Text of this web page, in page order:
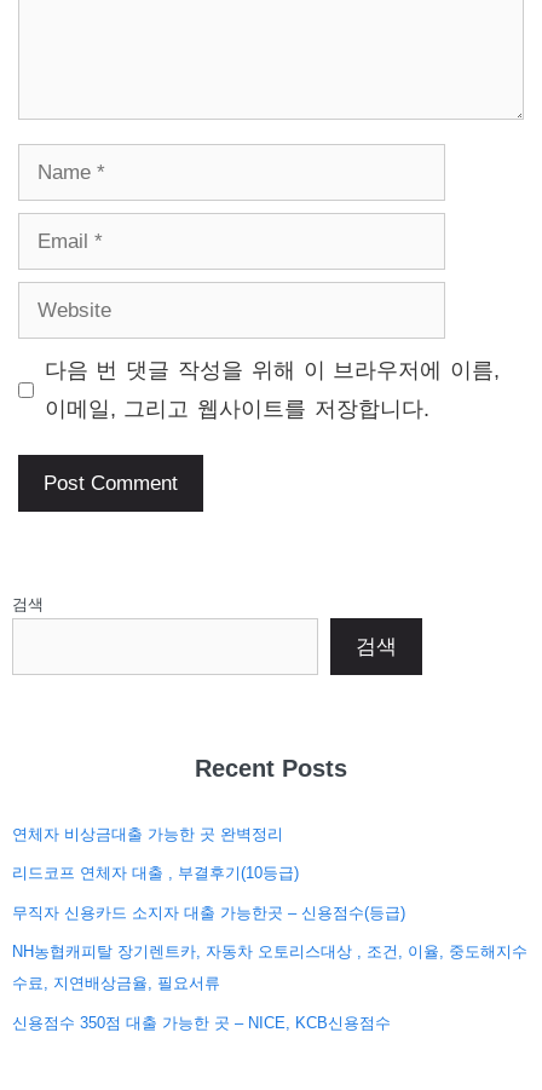
Name
Email
Website
다음 번 댓글 작성을 위해 이 브라우저에 이름,
이메일, 그리고 웹사이트를 저장합니다.
검색
검색
Recent Posts
연체자 비상금대출 가능한 곳 완벽정리
리드코프 연체자 대출 , 부결후기(10등급)
무직자 신용카드 소지자 대출 가능한곳 – 신용점수(등급)
NH농협캐피탈 장기렌트카, 자동차 오토리스대상 , 조건, 이율, 중도해지수
수료, 지연배상금율, 필요서류
신용점수 350점 대출 가능한 곳 – NICE, KCB신용점수